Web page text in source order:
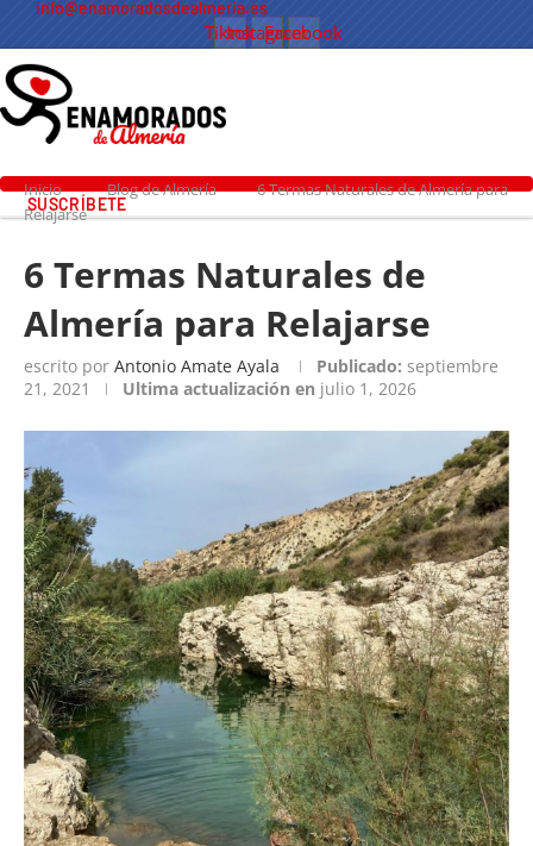
info@enamoradosdealmeria.es
Tiktok
Instagram
Facebook
SUSCRÍBETE
Inicio Blog de Almería
6 Termas Naturales de Almería para
Relajarse
6 Termas Naturales de
Almería para Relajarse
escrito por Antonio Amate Ayala Publicado: septiembre
21, 2021
Ultima actualización en julio 1, 2026